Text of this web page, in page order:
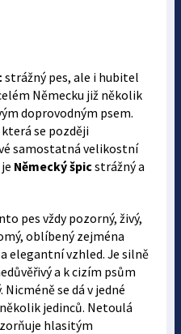
strážný pes, ale i hubitel
Německu již několik
doprovodným psem.
se později
samostatná velikostní
Německý špicstrážný a
pes vždy pozorný, živý,
oblíbený zejména
elegantní vzhled. Je silně
a k cizím psům
se dá v jedné
jedinců. Netoulá
hlasitým